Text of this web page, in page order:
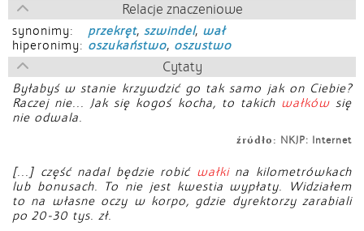
Relacje znaczeniowe
synonimy: przekręt, szwindel, wał
hiperonimy: oszukaństwo, oszustwo
Cytaty
Byłabyś w stanie krzywdzić go tak samo jak on Ciebie?
Raczej nie... Jak się kogoś kocha, to takich wałkówsię
nie odwala.
źródło: NKJP: Internet
[...] część nadal będzie robić wałkina kilometrówkach
lub bonusach. To nie jest kwestia wypłaty. Widziałem
to na własne oczy w korpo, gdzie dyrektorzy zarabiali
po 20-30 tys. zł.